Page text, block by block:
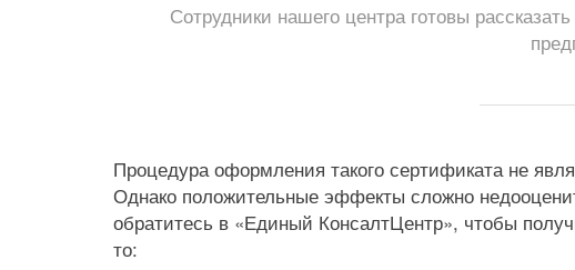
Сотрудники нашего центра готовы
Процедура оформления такого сертификата не
Однако положительные эффекты сложно
обратитесь в «Единый КонсалтЦентр», чтобы
то: